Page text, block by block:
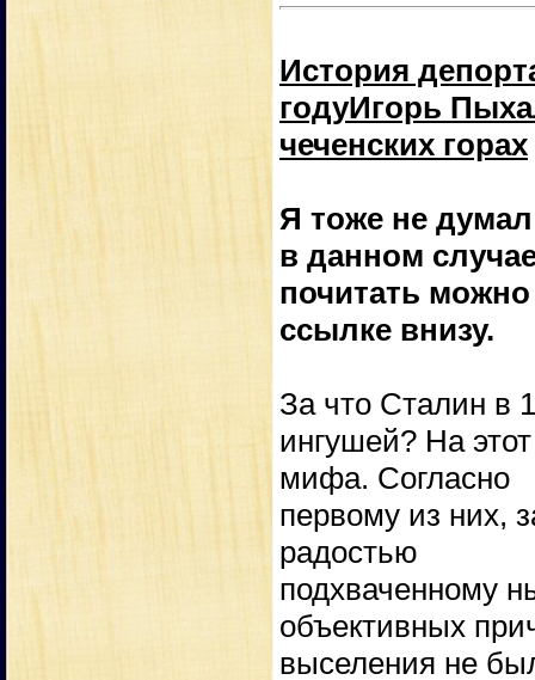
История
годуИгорь
чеченских горах
Я тоже не
в данном
почитать
ссылке внизу.
За что Сталин в
ингушей? На
мифа. Согласно
первому из них,
радостью
подхваченному
объективных
выселения не